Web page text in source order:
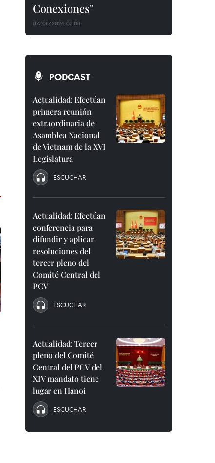
Conexiones"
07/08/2026 03:08
PODCAST
Actualidad: Efectúan
primera reunión
extraordinaria de
Asamblea Nacional
de Vietnam de la XVI
Legislatura
ESCUCHAR
Actualidad: Efectúan
conferencia para
difundir y aplicar
resoluciones del
tercer pleno del
Comité Central del
PCV
ESCUCHAR
Actualidad: Tercer
pleno del Comité
Central del PCV del
XIV mandato tiene
lugar en Hanoi
ESCUCHAR